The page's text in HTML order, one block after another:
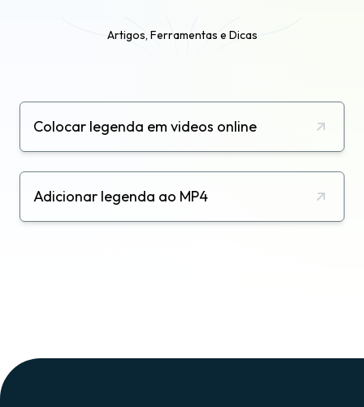
Artigos, Ferramentas e Dicas
Colocar legenda em videos online
Adicionar legenda ao MP4